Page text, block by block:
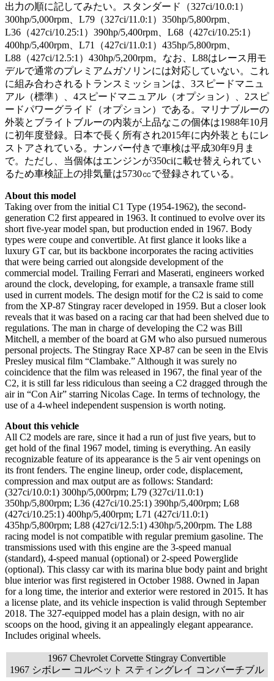
出力の順に記してみたい。スタンダード（327ci/10.0:1）
300hp/5,000rpm、L79（327ci/11.0:1）350hp/5,800rpm、
L36（427ci/10.25:1）390hp/5,400rpm、L68（427ci/10.25:1）
400hp/5,400rpm、L71（427ci/11.0:1）435hp/5,800rpm、
L88（427ci/12.5:1）430hp/5,200rpm。なお、L88はレース用モ
デルで通常のプレミアムガソリンには対応していない。これ
に組み合わされるトランスミッションは、3スピードマニュ
アル（標準）、4スピードマニュアル（オプション）、2スピ
ードパワーグライド（オプション）である。マリナブルーの
外装とブライトブルーの内装が上品なこの個体は1988年10月
に初年度登録。日本で長く所有され2015年に内外装ともにレ
ストアされている。ナンバー付きで車検は平成30年9月ま
で。ただし、当個体はエンジンが350ciに載せ替えられてい
るため車検証上の排気量は5730㏄で登録されている。
About this model
Taking over from the initial C1 Type (1954-1962), the second-
generation C2 first appeared in 1963. It continued to evolve over its
short five-year model span, but production ended in 1967. Body
types were coupe and convertible. At first glance it looks like a
luxury GT car, but its backbone incorporates the racing activities
that were being carried out alongside development of the
commercial model. Trailing Ferrari and Maserati, engineers worked
around the clock, developing, for example, a transaxle frame still
used in current models. The design motif for the C2 is said to come
from the XP-87 Stingray racer developed in 1959. But a closer look
reveals that it was based on a racing car that had been shelved due to
regulations. The man in charge of developing the C2 was Bill
Mitchell, a member of the board at GM who also pursued numerous
personal projects. The Stingray Race XP-87 can be seen in the Elvis
Presley musical film “Clambake.” Although it was surely no
coincidence that the film was released in 1967, the final year of the
C2, it is still far less ridiculous than seeing a C2 dragged through the
air in “Con Air” starring Nicolas Cage. In terms of technology, the
use of a 4-wheel independent suspension is worth noting.
About this vehicle
All C2 models are rare, since it had a run of just five years, but to
get hold of the final 1967 model, timing is everything. An easily
recognizable feature of its appearance is the 5 air vent openings on
its front fenders. The engine lineup, order code, displacement,
compression and max output are as follows: Standard:
(327ci/10.0:1) 300hp/5,000rpm; L79 (327ci/11.0:1)
350hp/5,800rpm; L36 (427ci/10.25:1) 390hp/5,400rpm; L68
(427ci/10.25:1) 400hp/5,400rpm; L71 (427ci/11.0:1)
435hp/5,800rpm; L88 (427ci/12.5:1) 430hp/5,200rpm. The L88
racing model is not compatible with regular premium gasoline. The
transmissions used with this engine are the 3-speed manual
(standard), 4-speed manual (optional) or 2-speed Powerglide
(optional). This classy car with its marina blue body paint and bright
blue interior was first registered in October 1988. Owned in Japan
for a long time, the interior and exterior were restored in 2015. It has
a license plate, and its vehicle inspection is valid through September
2018. The 327-equipped model has a plain design, with no air
scoops on the hood, giving it an appealingly elegant appearance.
Includes original wheels.
1967 Chevrolet Corvette Stingray Convertible
1967 シボレー コルベット スティングレイ コンバーチブル